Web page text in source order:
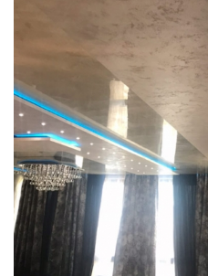
×
ТОЗИ
ИЗПОЛЗВА
БИСКВИТКИ.
ПОВЕЧЕ
ИНФОРМАЦИЯ
МОЖЕТЕ
ДА
НАМЕРИТЕ
ТУК.